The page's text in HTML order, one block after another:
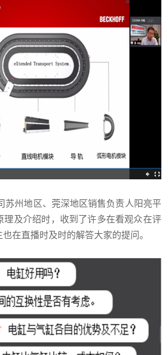
苏州地区、莞深地区销售负责人阳亮平
理及介绍时，收到了许多在看观众在评
在直播时及时的解答大家的提问。